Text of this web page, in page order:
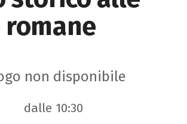
non disponibile
dalle 10:30